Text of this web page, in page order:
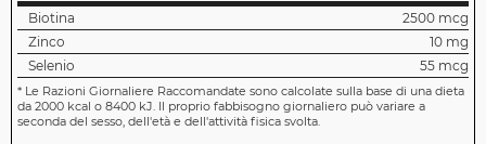
Biotina
2500 mcg
Zinco
10 mg
Selenio
55 mcg
* Le Razioni Giornaliere Raccomandate sono calcolate sulla base di una dieta
da 2000 kcal o 8400 kJ. Il proprio fabbisogno giornaliero può variare a
seconda del sesso, dell'età e dell'attività fisica svolta.